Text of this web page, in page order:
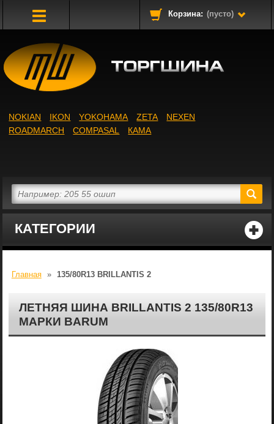
Корзина: (пусто)
КАТЕГОРИИ
NOKIAN IKON YOKOHAMA ZETA
NEXEN
ROADMARCH
COMPASAL КАМА
Главная » 135/80R13 BRILLANTIS 2
ЛЕТНЯЯ ШИНА BRILLANTIS 2 135/80R13
МАРКИ BARUM